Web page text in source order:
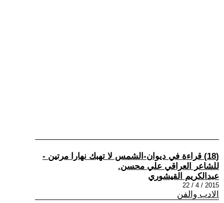
(18) قراءة في ديوان-الشمس لا تهبك نهارا مرتين -
للشاعر العراقي علي محسن.
عبدالكريم القيشوري
2015 / 4 / 22
الادب والفن